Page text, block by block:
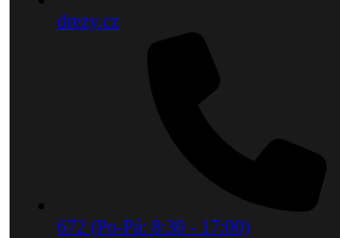
drezy.cz
672 (Po-Pá: 8:30 - 17:00)